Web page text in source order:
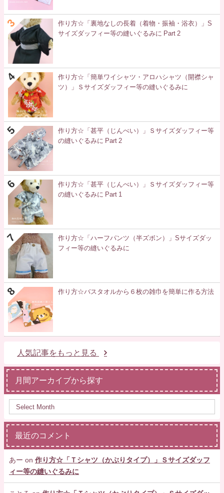
作り方☆「裏地なしの長着（着物・振袖・浴衣）」S
サイズダッフィー等の縫いぐるみに Part 2
作り方☆「簡単ワイシャツ・アロハシャツ（開襟シャ
ツ）」Ｓサイズダッフィー等の縫いぐるみに
作り方☆「甚平（じんべい）」Ｓサイズダッフィー等
の縫いぐるみに Part 2
作り方☆「甚平（じんべい）」Ｓサイズダッフィー等
の縫いぐるみに Part 1
作り方☆「ハーフパンツ（半ズボン）」Sサイズダッ
フィー等の縫いぐるみに
作り方☆バスタオルから６枚の雑巾を簡単に作る方法
人気記事をもっと見る
月間アーカイブから探す
最近のコメント
あー on 作り方☆「Ｔシャツ（かぶりタイプ）」Ｓサイズダッフ
ィー等の縫いぐるみに